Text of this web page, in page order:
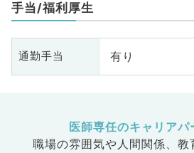
手当/福利厚生
通勤手当 有り
医師専任のキャリアパ
職場の雰囲気や人間関係、 教